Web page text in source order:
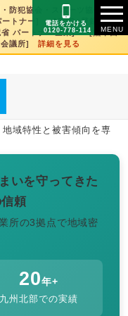
防犯協会・スポーツ協会×3県
ートナー] ・ [SDGs登録] 熊本
省 パートナー企業] ・ [熊本西
会議所] 詳細を見る
電話をかける
0120-778-114
域特性と被害傾向を専
いを守ってきた
頼
所の3拠点で地域密
20年+
九州北部での実績